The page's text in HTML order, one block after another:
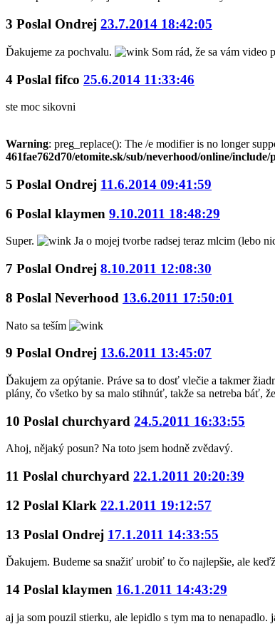
3 Poslal Ondrej 23.7.2014 18:42:05
Ďakujeme za pochvalu. Som rád, že sa vám video
4 Poslal fifco 25.6.2014 11:33:46
ste moc sikovni
Warning: preg_replace(): The /e modifier is no longer
461fae762d70/etomite.sk/sub/neverhood/online/include/
5 Poslal Ondrej 11.6.2014 09:41:59
6 Poslal klaymen 9.10.2011 18:48:29
Super. Ja o mojej tvorbe radsej teraz mlcim (lebo
7 Poslal Ondrej 8.10.2011 12:08:30
8 Poslal Neverhood 13.6.2011 17:50:01
Nato sa teším
9 Poslal Ondrej 13.6.2011 13:45:07
Ďakujem za opýtanie. Práve sa to dosť vlečie a takmer
plány, čo všetko by sa malo stihnúť, takže sa netreba báť,
10 Poslal churchyard 24.5.2011 16:33:55
Ahoj, nějaký posun? Na toto jsem hodně zvědavý.
11 Poslal churchyard 22.1.2011 20:20:39
12 Poslal Klark 22.1.2011 19:12:57
13 Poslal Ondrej 17.1.2011 14:33:55
Ďakujem. Budeme sa snažiť urobiť to čo najlepšie, ale
14 Poslal klaymen 16.1.2011 14:43:29
aj ja som pouzil stierku, ale lepidlo s tym ma to nenapadlo.